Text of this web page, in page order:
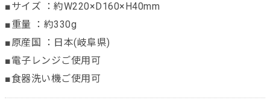
■サイズ ：約W220×D160×H40mm
■重量 ：約330g
■原産国 ：日本(岐阜県)
■電子レンジご使用可
■食器洗い機ご使用可